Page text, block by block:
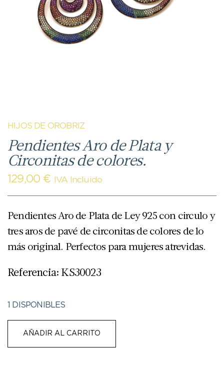
HIJOS DE OROBRIZ
Pendientes Aro de Plata y
Circonitas de colores.
129,00 € IVA Incluido
Pendientes Aro de Plata de Ley 925 con circulo y
tres aros de pavé de circonitas de colores de lo
más original. Perfectos para mujeres atrevidas.
Referencia: KS30023
1 DISPONIBLES
AÑADIR AL CARRITO